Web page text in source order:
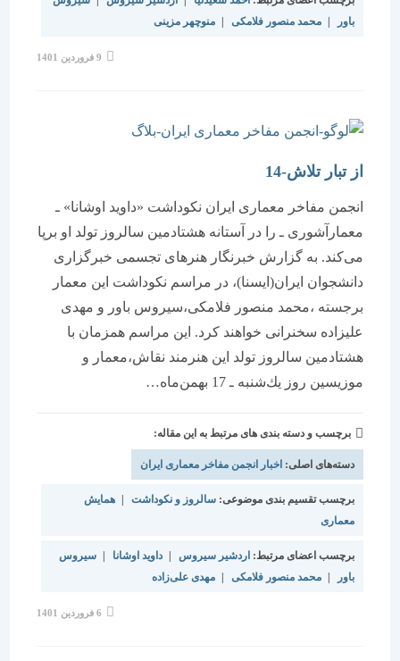
محمد منصور فلامکی | منوچهر مزینی
از تبار تلاش-14
انجمن مفاخر معماری ایران نكوداشت «داوید اوشانا» ـ
معمارآشوری ـ را در آستانه هشتادمین سالروز تولد او برپا
می‌كند. به گزارش خبرنگار هنرهای تجسمی خبرگزاری
دانشجوان ایران(ایسنا)، در مراسم نكوداشت این معمار
برجسته ،محمد منصور فلامكی،سیروس باور و مهدی
علیزاده سخنرانی خواهند كرد. این مراسم همزمان با
هشتادمین سالروز تولد این هنرمند نقاش،معمار و
موزیسین روز یك‌شنبه ـ 17 بهمن‌ماه…
برچسب و دسته بندی های مرتبط به این مقاله:
دسته‌های اصلی:اخبار انجمن مفاخر معماری ایران
برچسب تقسیم بندی موضوعی:سالروز و نکوداشت | همایش
برچسب اعضای مرتبط: اردشیر سیروس | داوید اوشانا
سیروس
محمد منصور فلامکی | مهدی علی‌زاده